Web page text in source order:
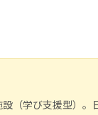
（学び支援型）。